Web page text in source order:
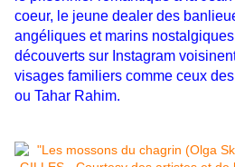
coeur, le jeune dealer des
angéliques et marins
découverts sur Instagram
visages familiers comme ceux
ou Tahar Rahim.